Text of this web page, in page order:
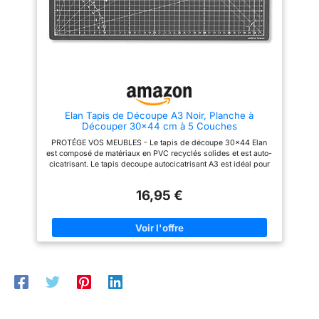
Elan Tapis de Découpe A3 Noir, Planche à
Découper 30x44 cm à 5 Couches
PROTÉGE VOS MEUBLES - Le tapis de découpe 30x44 Elan
est composé de matériaux en PVC recyclés solides et est auto-
cicatrisant. Le tapis decoupe autocicatrisant A3 est idéal pour
autocicatrisant A3 est que le tapis de coupe couture se
deux couches supérieures ont été développées pour fournir
une surface robuste avec une fonction d'auto-guérison.
Lorsque vous effectuez une découpe dans le planche de
réduit l'empreinte écologique de notre produit. Dans la couche
intermédiaire se trouve une plaque en PVC, qui confère au
16,95 €